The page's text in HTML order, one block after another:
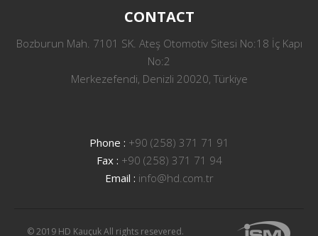
CONTACT
Bozburun Mah. 7101 SK. Ateş Otomotiv Sitesi No:18 İç Kapı
No:2
Merkezefendi, Denizli 20020, Türkiye
Phone : +90 (258) 371 71 91
Fax : +90 (258) 371 71 94
Email : info@hd.com.tr
© 2019 HD Kauçuk All rights resevered.